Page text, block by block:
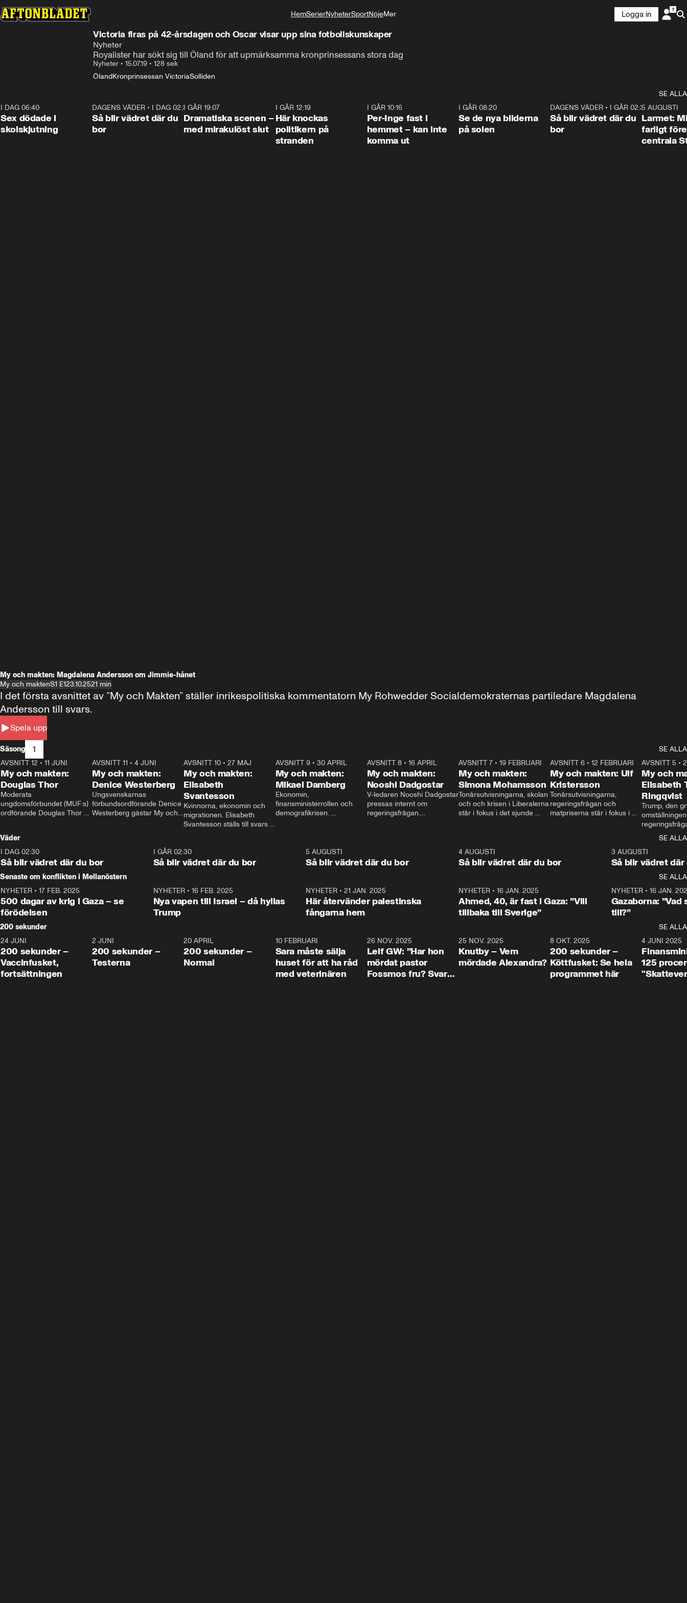
HemSerierNyheterSportNöjeMer
Livsstil
Logga in
Victoria firas på 42-årsdagen och Oscar visar upp sina fotbollskunskaper
Nyheter
Royalister har sökt sig till Öland för att upmärksamma kronprinsessans stora dag
Nyheter • 15.07.19 • 128 sek
ÖlandKronprinsessan VictoriaSolliden
SE ALLA
I DAG 06:40
Sex dödade i
skolskjutning
1:06
DAGENS VÄDER • I DAG 02:30
Så blir vädret där du
bor
I GÅR 19:07
Dramatiska scenen –
med mirakulöst slut
I GÅR 12:19
Här knockas
politikern på
stranden
I GÅR 10:16
Per-Inge fast i
hemmet – kan inte
komma ut
I GÅR 08:20
Se de nya bilderna
på solen
1:06
DAGENS VÄDER • I GÅR 02:30
Så blir vädret där du
bor
5 AUGUSTI
Larmet:
farligt
centrala
My och makten: Magdalena Andersson om Jimmie-hånet
My och maktenS1 E123.10.2521 min
Spela upp
I det första avsnittet av ”My och Makten” ställer inrikespolitiska kommentatorn My Rohwedder Socialdemokraternas partiledare Magdalena
Andersson till svars.
Säsong 1
SE ALLA
26:27
AVSNITT 12 • 11 JUNI
My och makten:
Douglas Thor
Moderata
ungdomsförbundet (MUF:s)
ordförande Douglas Thor
tonårsutvisningarna och hur
Moderaterna ska locka
väljare till valet i höst.
23:40
AVSNITT 11 •4 JUNI
My och makten:
Denice Westerberg
Ungsvenskarnas
förbundsordförande Denice
Westerberg gästar My och
AVSNITT 10 •27 MAJ
My och makten:
Elisabeth
Svantesson
Kvinnorna, ekonomin och
migrationen. Elisabeth
Svantesson ställs till svars
AVSNITT 9• 30 APRIL
My och makten:
Mikael Damberg
Ekonomin,
finansministerrollen och
demografikrisen.
och Makten.
AVSNITT 8• 16 APRIL
My och makten:
Nooshi Dadgostar
V-ledaren Nooshi Dadgostar
pressas internt om
regeringsfrågan.
– Vi ställer upp i val. Ska vi
vara med så sitter vi förstås
24:30
AVSNITT 7• 19 FEBRUARI
My och makten:
Simona Mohamsson
Tonårsutvisningarna, skolan
och och krisen i Liberalerna
står i fokus i det sjunde
kommentator My
Rohwedder ställer
utbildnings- och
Mohamsson till svars.
27:30
AVSNITT 6 •12 FEBRUARI
My och makten: Ulf
Kristersson
Tonårsutvisningarna,
regeringsfrågan och
matpriserna står i fokus i
Rohwedder ställer
statsminister Ulf Kristersson
AVSNITT 5 •
My och
Elisabeth
Ringqvist
Trump, den
centrum i
avsnittet av
Makten”. Se
Aftonbladets
Rohwedder
Thand Ring
Väder
SE ALLA
I DAG 02:30
Så blir vädret där du bor
1:06
I GÅR 02:30
Så blir vädret där du bor
5 AUGUSTI
Så blir vädret där du bor
4 AUGUSTI
Så blir vädret där du bor
3 AUGUSTI
Så blir vädret där
Senaste om konflikten i Mellanöstern
SE ALLA
NYHETER • 17 FEB. 2025
500 dagar av krig i Gaza – se
förödelsen
NYHETER• 16 FEB. 2025
Nya vapen till Israel – då hyllas
Trump
NYHETER •21 JAN. 2025
Här återvänder palestinska
fångarna hem
NYHETER• 16 JAN. 2025
Ahmed, 40, är fast i Gaza: ”Vill
tillbaka till Sverige”
NYHETER• 16 JAN.
Gazaborna:
till?”
200 sekunder
SE ALLA
5:00
24 JUNI
200 sekunder –
Vaccinfusket,
fortsättningen
4:23
2 JUNI
200 sekunder –
Testerna
20 APRIL
200 sekunder –
Normal
10 FEBRUARI
Sara måste sälja
huset för att ha råd
med veterinären
26 NOV. 2025
Leif GW: ”Har hon
mördat pastor
Fossmos fru? Svar
31:05
25 NOV. 2025
Knutby – Vem
mördade Alexandra?
4:29
8 OKT. 2025
200 sekunder –
Köttfusket: Se hela
programmet här
4 JUNI 2025
125